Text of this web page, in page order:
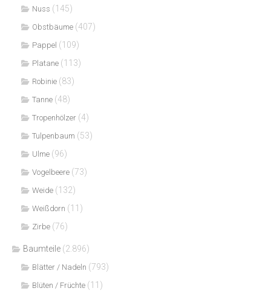
Nuss (145)
Obstbäume (407)
Pappel (109)
Platane (113)
Robinie (83)
Tanne (48)
Tropenhölzer (4)
Tulpenbaum (53)
Ulme (96)
Vogelbeere (73)
Weide (132)
Weißdorn (11)
Zirbe (76)
Baumteile (2.896)
Blätter / Nadeln (793)
Blüten / Früchte (11)